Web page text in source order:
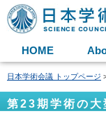
HOME
日本学術会議 トップページ
第23期学術の